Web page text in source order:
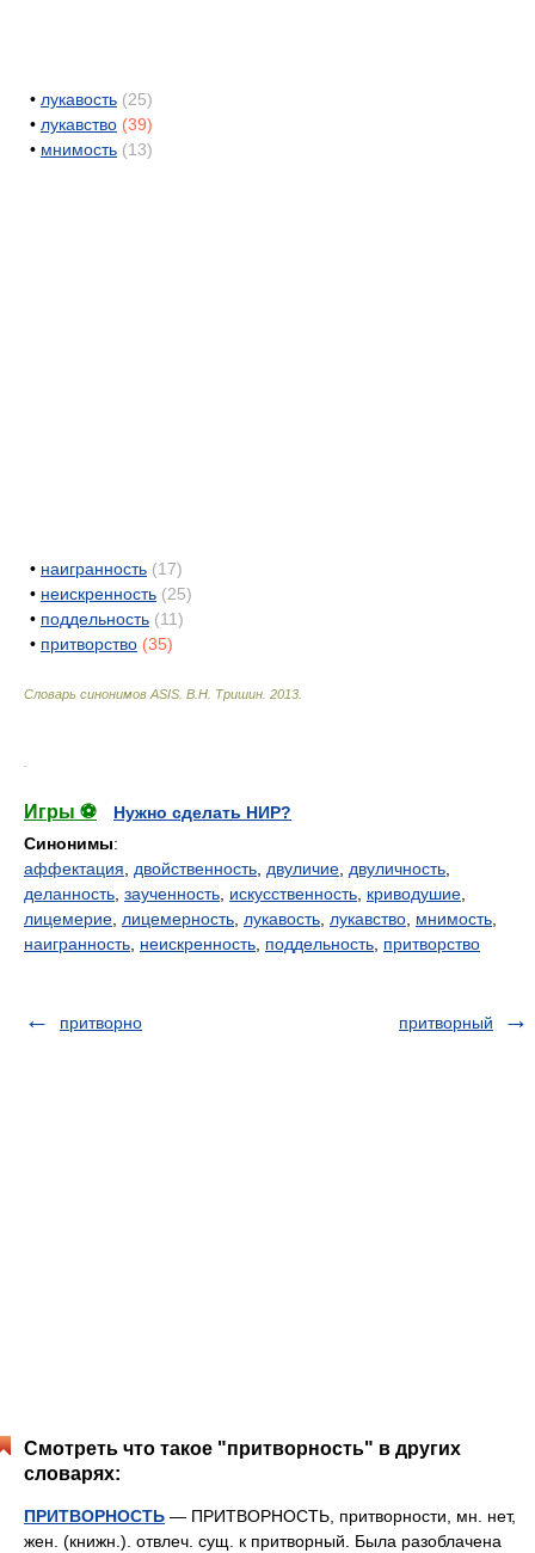
• лукавость (25)
• лукавство (39)
• мнимость (13)
• наигранность (17)
• неискренность (25)
• поддельность (11)
• притворство (35)
Словарь синонимов ASIS. В.Н. Тришин 2013
Игры ⚽
Нужно сделать НИР?
Синонимы:
аффектация
двойственность двуличие двуличность
деланность заученность искусственность криводушие
лицемерие лицемерность лукавость лукавство мнимость
наигранность неискренность поддельность притворство
притворно притворный
Смотреть что такое "притворность" в других
словарях:
ПРИТВОРНОСТЬ — ПРИТВОРНОСТЬ, притворности, мн. нет,
жен. (книжн.). отвлеч. сущ. к притворный. Была разоблачена